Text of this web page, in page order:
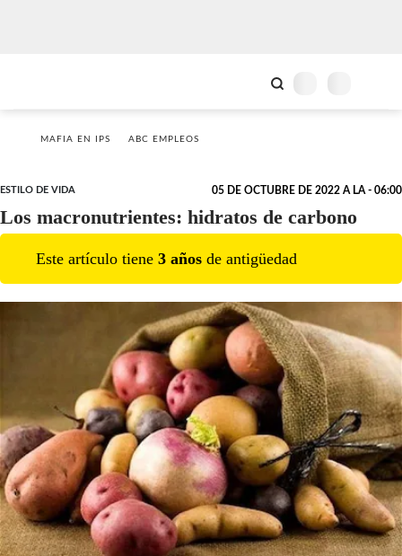
MAFIA EN IPS ABC EMPLEOS
ESTILO DE VIDA 05 DE OCTUBRE DE 2022 A LA - 06:00
Los macronutrientes: hidratos de carbono
Este artículo tiene 3 años de antigüedad